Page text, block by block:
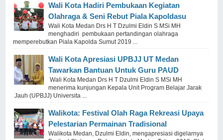
Wali Kota Hadiri Pembukaan Kegiatan
Olahraga & Seni Rebut Piala Kapoldasu
Wali Kota Medan Drs H T Dzulmi Eldin S MSi MH
menghadiri pembukaan pertandingan olahraga
memperebutkan Piala Kapolda Sumut 2019 ...
Wali Kota Apresiasi UPBJJ UT Medan
Tawarkan Bantuan Untuk Guru PAUD
Wali Kota Medan Drs H T Dzulmi Eldin S MSi MH
menerima kunjungan Kepala Unit Program Belajar Jarak
Jauh (UPBJJ) Universita ...
Walikota: Festival Olah Raga Rekreasi Upaya
Pelestarian Permainan Tradisional
Walikota Medan, Dzulmi Eldin, mengapresiasi digelarnya